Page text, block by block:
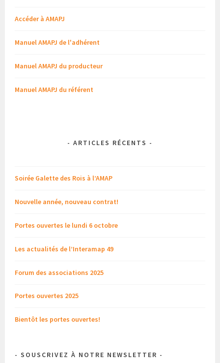
Accéder à AMAPJ
Manuel AMAPJ de l'adhérent
Manuel AMAPJ du producteur
Manuel AMAPJ du référent
- ARTICLES RÉCENTS -
Soirée Galette des Rois à l’AMAP
Nouvelle année, nouveau contrat!
Portes ouvertes le lundi 6 octobre
Les actualités de l’Interamap 49
Forum des associations 2025
Portes ouvertes 2025
Bientôt les portes ouvertes!
- SOUSCRIVEZ À NOTRE NEWSLETTER -